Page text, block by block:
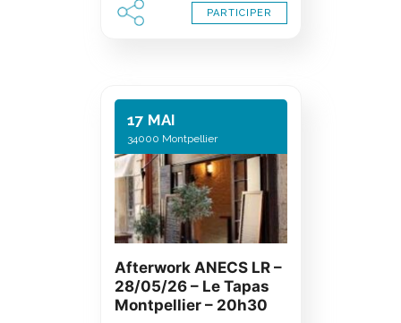
PARTICIPER
17 MAI
34000 Montpellier
Afterwork ANECS LR –
28/05/26 – Le Tapas
Montpellier – 20h30